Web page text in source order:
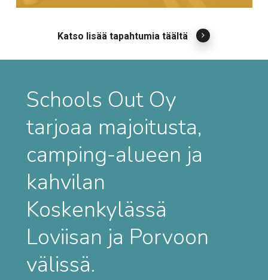
Katso lisää tapahtumia täältä
Schools Out Oy
tarjoaa majoitusta,
camping-alueen ja
kahvilan
Koskenkylässä
Loviisan ja Porvoon
välissä.